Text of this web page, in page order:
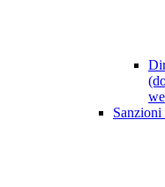
Sanzioni